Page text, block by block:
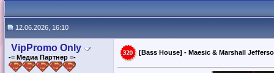
12.06.2026, 16:10
VipPromo Only
-= Медиа Партнер =-
[Bass House] - Maesic & Marshall